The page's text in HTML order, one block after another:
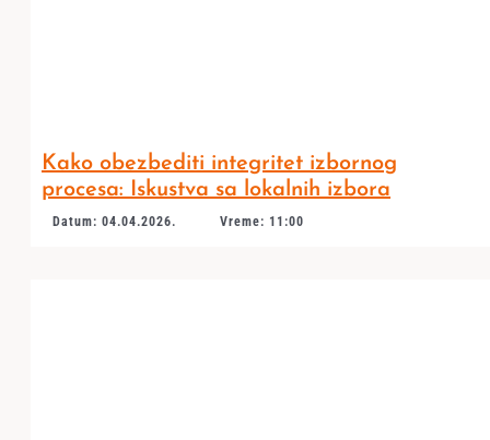
Kako obezbediti integritet izbornog
procesa: Iskustva sa lokalnih izbora
Datum: 04.04.2026. Vreme: 11:00